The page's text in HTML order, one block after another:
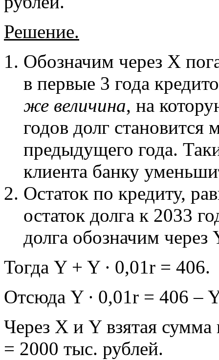
Решение.
Обозначим через Х
в первые 3 года
же величина, на
годов долг
предыдущего года.
клиента банку
Остаток по кредиту,
остаток долга к 2033
долга обозначим через
Тогда Y + Y ∙ 0,01r = 406.
Отсюда Y ∙ 0,01r = 406 –
Через Х и Y взятая
= 2000 тыс. рублей.